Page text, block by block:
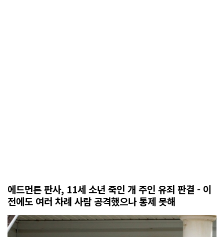
에드먼튼 판사, 11세 소년 죽인 개 주인 유죄 판결 - 이
전에도 여러 차례 사람 공격했으나 통제 못해